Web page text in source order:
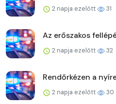
2 napja ezelőtt 31
Az erőszakos
2 napja ezelőtt 32
Rendőrkézen a
2 napja ezelőtt 30